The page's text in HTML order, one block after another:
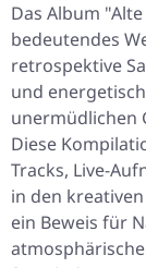
Das Album
bedeutendes
retrospektive
und
unermüdlichen
Diese
Tracks, Live-
in den
ein Beweis für